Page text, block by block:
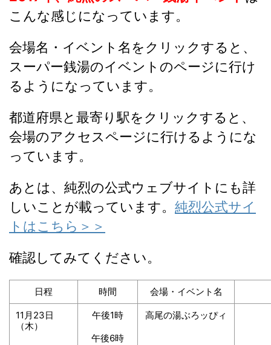
こんな感じになっています。
会場名・イベント名をクリックすると、
スーパー銭湯のイベントのページに行け
るようになっています。
都道府県と最寄り駅をクリックすると、
会場のアクセスページに行けるようにな
っています。
あとは、純烈の公式ウェブサイトにも詳
しいことが載っています。 純烈公式サイ
トはこちら＞＞
確認してみてください。
日程 時間 会場・イベント名
11月23日
（木）
午後1時
午後6時
高尾の湯ぶろッぴィ